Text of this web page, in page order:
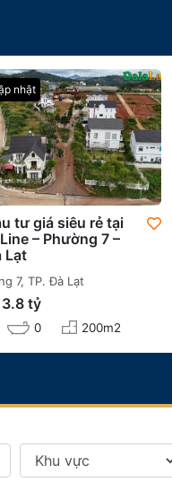
nhật
tư giá siêu rẻ tại
– Phường 7 –
Lạt
7, TP. Đà Lạt
tỷ
0 200m2